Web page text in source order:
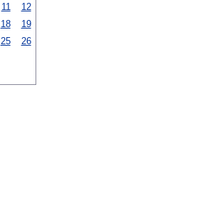
11
12
18
19
25
26